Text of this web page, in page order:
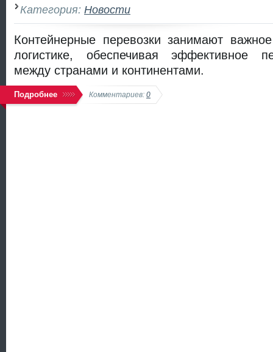
Категория: Новости
Контейнерные перевозки занимают
логистике, обеспечивая эффективное
между странами и континентами.
Подробнее Комментариев: 0